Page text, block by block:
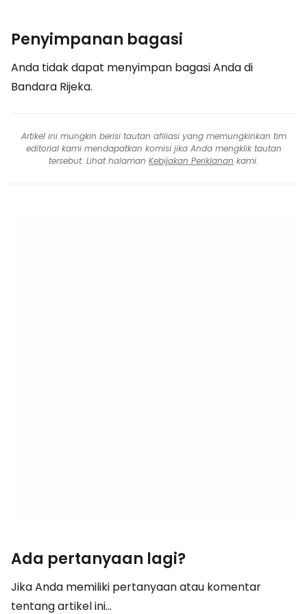
Penyimpanan bagasi
Anda tidak dapat menyimpan bagasi Anda di
Bandara Rijeka.
Artikel ini mungkin berisi tautan afiliasi yang memungkinkan tim
editorial kami mendapatkan komisi jika Anda mengklik tautan
tersebut. Lihat halaman Kebijakan Periklanan kami.
Ada pertanyaan lagi?
Jika Anda memiliki pertanyaan atau komentar
tentang artikel ini...